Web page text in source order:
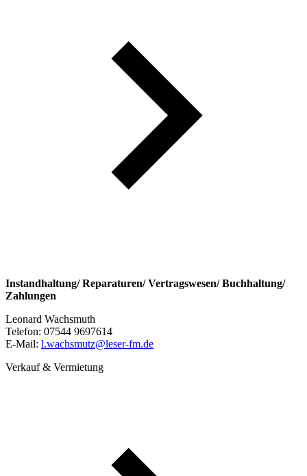
Instandhaltung/ Reparaturen/ Vertragswesen/ Buchhaltung/
Zahlungen
Leonard Wachsmuth
Telefon: 07544 9697614
E-Mail: l.wachsmutz@leser-fm.de
Verkauf & Vermietung